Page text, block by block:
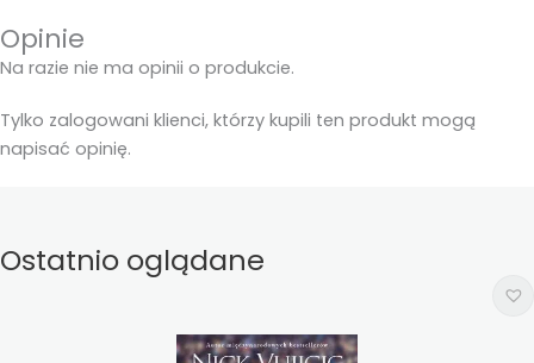
Opinie
Na razie nie ma opinii o produkcie.
Tylko zalogowani klienci, którzy kupili ten produkt mogą
napisać opinię.
Ostatnio oglądane